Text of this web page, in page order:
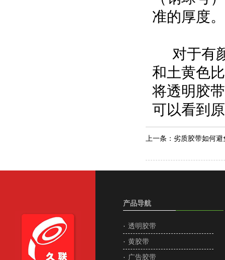
准的厚度。
对于有颜
和土黄色
将透明胶
可以看到
上一条： 劣质胶带如何避
产品导航
· 透明胶带
· 黄胶带
· 广告胶带